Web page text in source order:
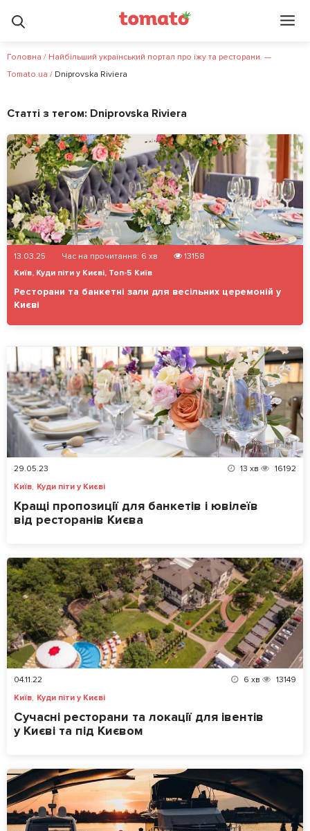
Головна / Найбільший український портал про їжу та ресторани. —
Tomato.ua / Dniprovska Riviera
Статті з тегом: Dniprovska Riviera
13.03.25 Час на прочитання: 6 хв
13158
Київ, Куди піти у Києві, Топ-5 Київ
Ресторани та банкетні зали для весільних церемоній у
Києві
29.05.23 13 хв
16192
Київ, Куди піти у Києві
Кращі пропозиції для банкетів і ювілеїв
від ресторанів Києва
04.11.22 6 хв
13149
Київ, Куди піти у Києві
Сучасні ресторани та локації для івентів
у Києві та під Києвом